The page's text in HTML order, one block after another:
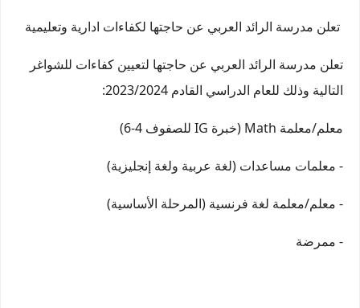
تعلن مدرسة الرائد العربي عن حاجتها لكفاءات ادارية وتعليمية
تعلن مدرسة الرائد العربي عن حاجتها لتعيين كفاءات للشواغر
التالية وذلك للعام الدراسي القادم 2023/2024:
معلم/معلمة Math (خبرة IG للصفوف 4-6)
- معلمات مساعدات (لغة عربية ولغة إنجليزية)
- معلم/معلمة لغة فرنسية (المرحلة الأساسية)
- ممرضة